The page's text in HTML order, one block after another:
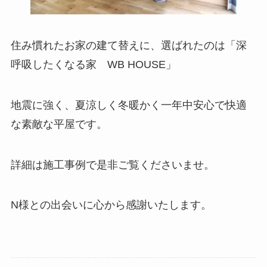
住み慣れたお家の建て替えに、選ばれたのは「深
呼吸したくなる家 WB HOUSE」
地震に強く、夏涼しく冬暖かく一年中安心で快適
な素敵な平屋です。
詳細は施工事例で是非ご覧くださいませ。
N様との出会いに心から感謝いたします。